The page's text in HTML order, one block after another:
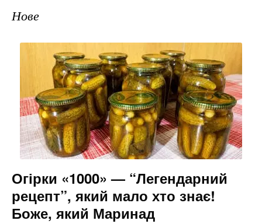
Нове
Огірки «1000» — “Легендарний
рецепт”, який мало хто знає!
Боже, який Маринад